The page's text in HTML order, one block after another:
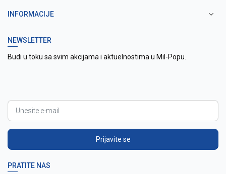
INFORMACIJE
NEWSLETTER
Budi u toku sa svim akcijama i aktuelnostima u Mil-Popu.
Prijavite se
PRATITE NAS